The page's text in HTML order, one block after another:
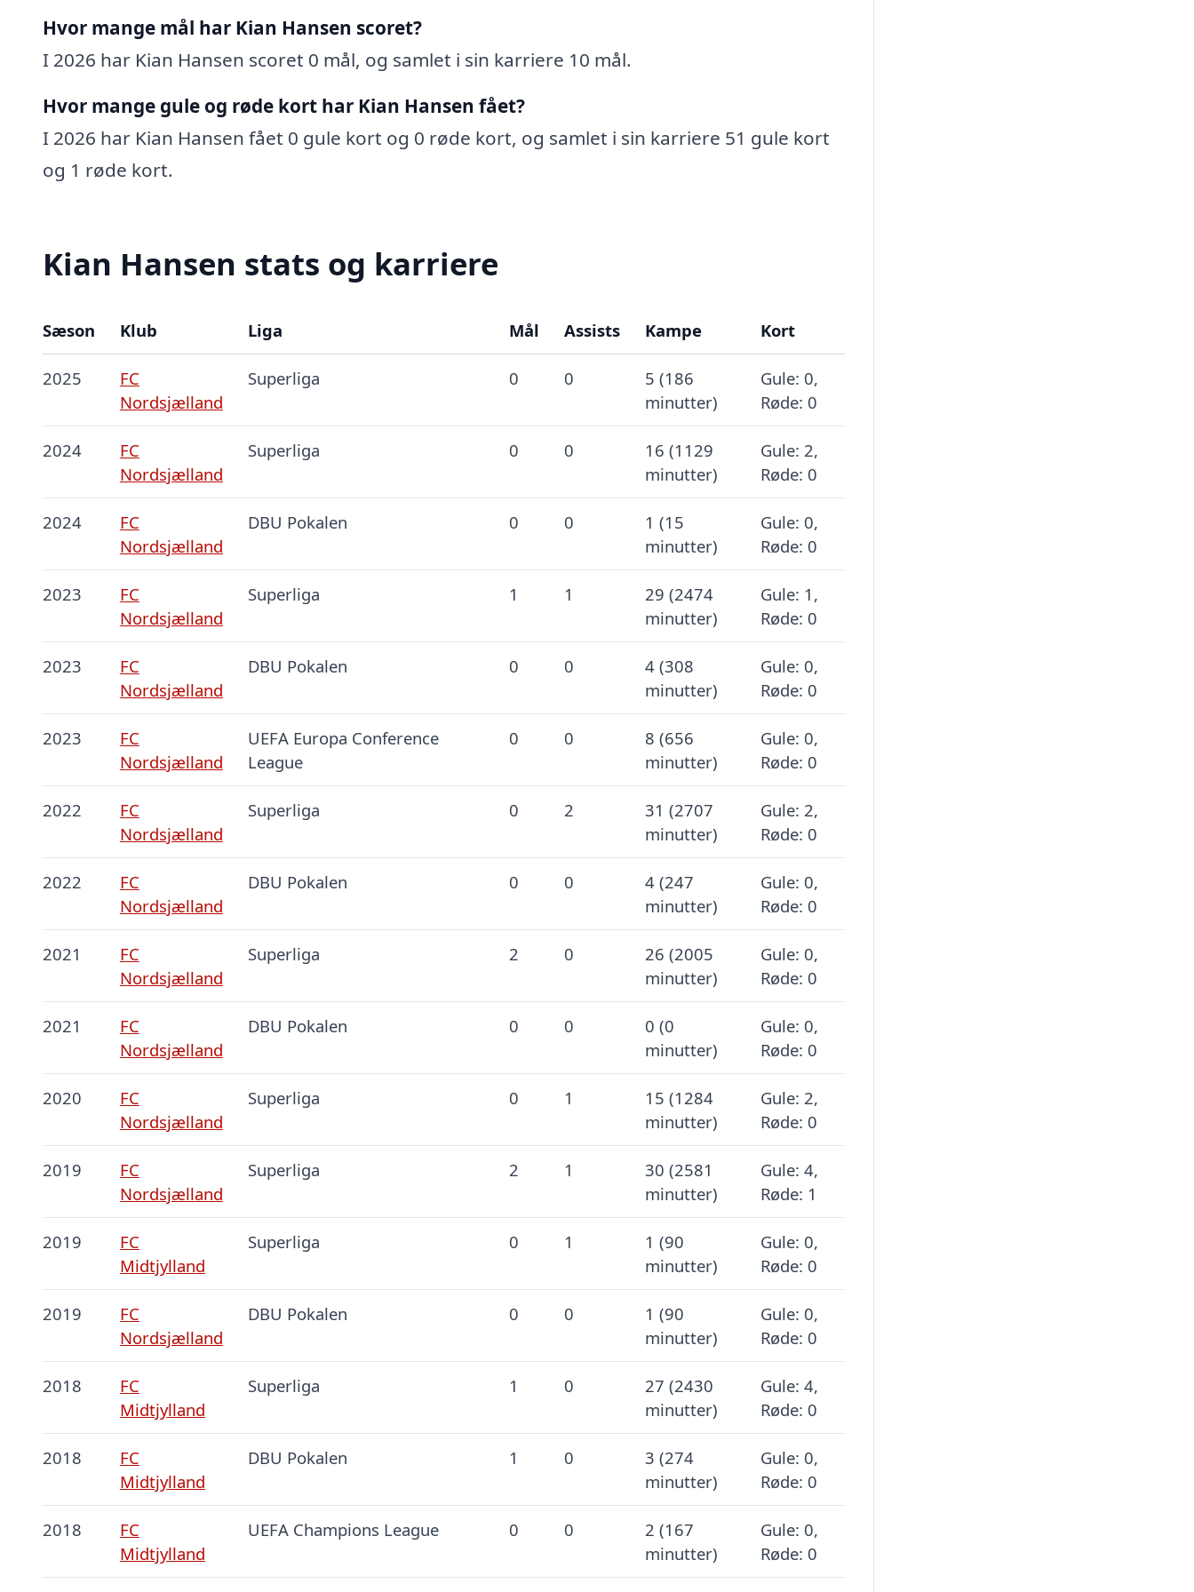
Hvor mange mål har Kian Hansen scoret?
I 2026 har Kian Hansen scoret 0 mål, og samlet i sin karriere 10 mål.
Hvor mange gule og røde kort har Kian Hansen fået?
I 2026 har Kian Hansen fået 0 gule kort og 0 røde kort, og samlet i sin karriere 51 gule kort
og 1 røde kort.
Kian Hansen stats og karriere
Sæson Klub Liga Mål Assists Kampe Kort
2025
FC
Nordsjælland
Superliga 0 0
5 (186
minutter)
Gule: 0,
Røde: 0
2024
FC
Nordsjælland
Superliga 0 0
16 (1129
minutter)
Gule: 2,
Røde: 0
2024
FC
Nordsjælland
DBU Pokalen 0 0
1 (15
minutter)
Gule: 0,
Røde: 0
2023
FC
Nordsjælland
Superliga 1 1
29 (2474
minutter)
Gule: 1,
Røde: 0
2023
FC
Nordsjælland
DBU Pokalen 0 0
4 (308
minutter)
Gule: 0,
Røde: 0
2023
FC
Nordsjælland
UEFA Europa Conference
League
0 0
8 (656
minutter)
Gule: 0,
Røde: 0
2022
FC
Nordsjælland
Superliga 0 2
31 (2707
minutter)
Gule: 2,
Røde: 0
2022
FC
Nordsjælland
DBU Pokalen 0 0
4 (247
minutter)
Gule: 0,
Røde: 0
2021
FC
Nordsjælland
Superliga 2 0
26 (2005
minutter)
Gule: 0,
Røde: 0
2021
FC
Nordsjælland
DBU Pokalen 0 0
0 (0
minutter)
Gule: 0,
Røde: 0
2020
FC
Nordsjælland
Superliga 0 1
15 (1284
minutter)
Gule: 2,
Røde: 0
2019
FC
Nordsjælland
Superliga 2 1
30 (2581
minutter)
Gule: 4,
Røde: 1
2019
FC
Midtjylland
Superliga 0 1
1 (90
minutter)
Gule: 0,
Røde: 0
2019
FC
Nordsjælland
DBU Pokalen 0 0
1 (90
minutter)
Gule: 0,
Røde: 0
2018
FC
Midtjylland
Superliga 1 0
27 (2430
minutter)
Gule: 4,
Røde: 0
2018
FC
Midtjylland
DBU Pokalen 1 0
3 (274
minutter)
Gule: 0,
Røde: 0
2018
FC
Midtjylland
UEFA Champions League 0 0
2 (167
minutter)
Gule: 0,
Røde: 0